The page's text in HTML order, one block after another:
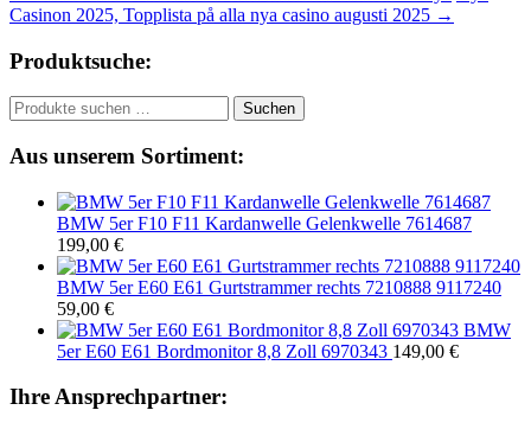
Casinon 2025, Topplista på alla nya casino augusti 2025 →
Produktsuche:
Suchen
nach:
Suchen
Aus unserem Sortiment:
BMW 5er F10 F11 Kardanwelle Gelenkwelle 7614687
199,00 €
BMW 5er E60 E61 Gurtstrammer rechts 7210888 9117240
59,00 €
BMW
5er E60 E61 Bordmonitor 8,8 Zoll 6970343 149,00 €
Ihre Ansprechpartner: